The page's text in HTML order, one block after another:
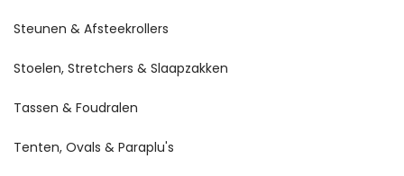
Steunen & Afsteekrollers
Stoelen, Stretchers & Slaapzakken
Tassen & Foudralen
Tenten, Ovals & Paraplu's